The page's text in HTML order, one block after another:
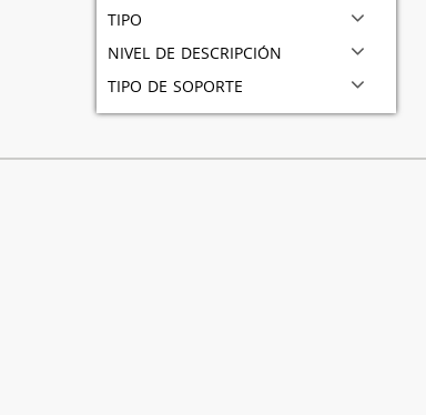
tipo
nivel de descripción
tipo de soporte